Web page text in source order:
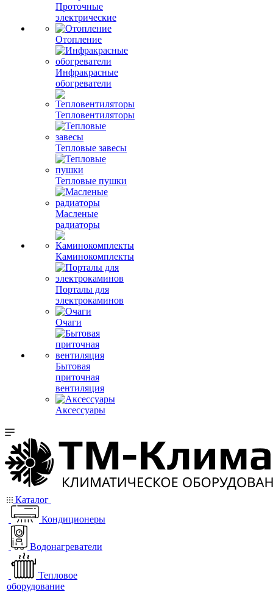
Проточные
электрические
Отопление
Инфракрасные
обогреватели
Тепловентиляторы
Тепловые завесы
Тепловые пушки
Масленые
радиаторы
Каминокомплекты
Порталы для
электрокаминов
Очаги
Бытовая
приточная
вентиляция
Аксессуары
Каталог
Кондиционеры
Водонагреватели
Тепловое
оборудование